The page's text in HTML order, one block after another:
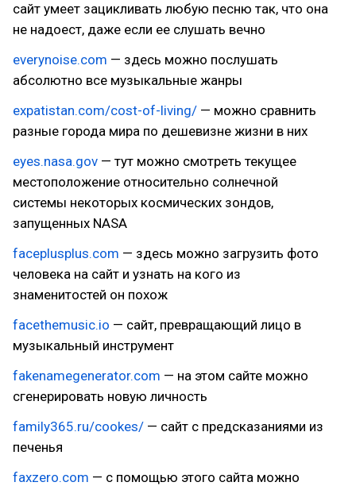
сайт умеет зацикливать любую песню так, что она
не надоест, даже если ее слушать вечно
everynoise.com — здесь можно послушать
абсолютно все музыкальные жанры
expatistan.com/cost-of-living/ — можно сравнить
разные города мира по дешевизне жизни в них
eyes.nasa.gov — тут можно смотреть текущее
местоположение относительно солнечной
системы некоторых космических зондов,
запущенных NASA
faceplusplus.com — здесь можно загрузить фото
человека на сайт и узнать на кого из
знаменитостей он похож
facethemusic.io — сайт, превращающий лицо в
музыкальный инструмент
fakenamegenerator.com — на этом сайте можно
сгенерировать новую личность
family365.ru/cookes/ — сайт с предсказаниями из
печенья
faxzero.com — с помощью этого сайта можно